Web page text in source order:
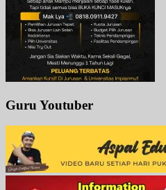
Guru Youtuber